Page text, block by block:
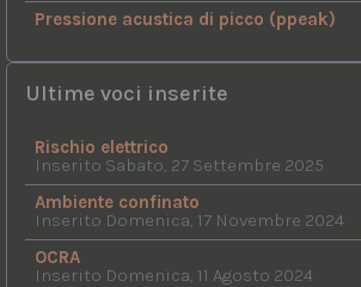
Pressione acustica di picco (ppeak)
Ultime voci inserite
Rischio elettrico
Inserito Sabato, 27 Settembre 2025
Ambiente confinato
Inserito Domenica, 17 Novembre 2024
OCRA
Inserito Domenica, 11 Agosto 2024